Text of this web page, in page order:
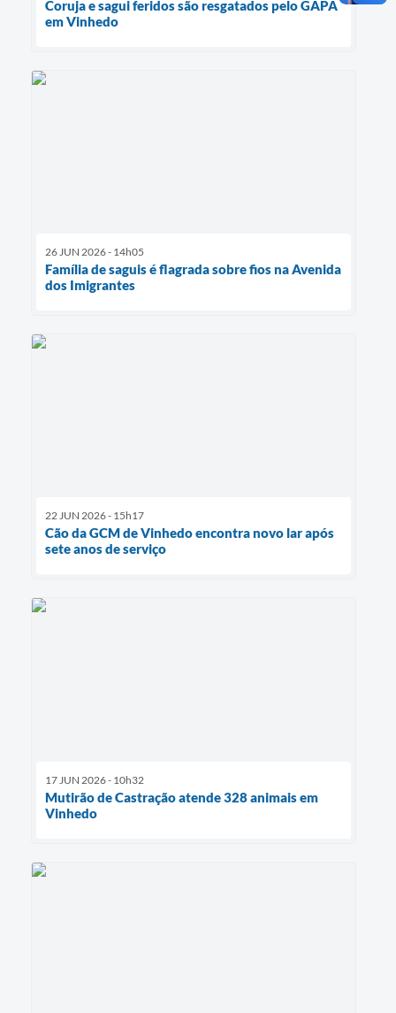
Coruja e sagui feridos são resgatados pelo GAPA
em Vinhedo
26 JUN 2026 - 14h05
Família de saguis é flagrada sobre fios na Avenida
dos Imigrantes
22 JUN 2026 - 15h17
Cão da GCM de Vinhedo encontra novo lar após
sete anos de serviço
17 JUN 2026 - 10h32
Mutirão de Castração atende 328 animais em
Vinhedo